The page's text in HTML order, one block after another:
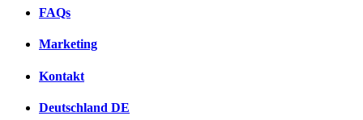
FAQs
Marketing
Kontakt
Deutschland DE